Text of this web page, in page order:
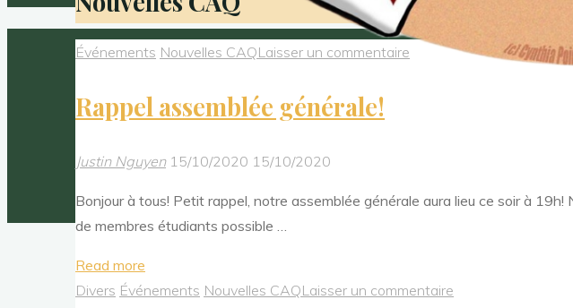
Événements Nouvelles CAQLaisser un commentaire
Rappel assemblée générale!
Justin Nguyen 15/10/2020 15/10/2020
Bonjour à tous! Petit rappel, notre assemblée générale aura lieu ce soir à 19h!
de membres étudiants possible …
Read more
assemblée
Divers Événements Nouvelles CAQLaisser un commentaire